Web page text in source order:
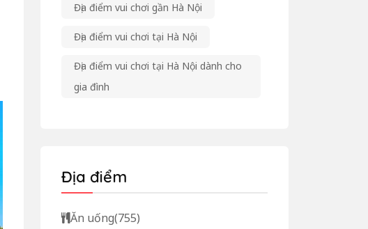
Địa điểm vui chơi gần Hà Nội
Địa điểm vui chơi tại Hà Nội
Địa điểm vui chơi tại Hà Nội dành cho
gia đình
Địa điểm
Ăn uống(755)